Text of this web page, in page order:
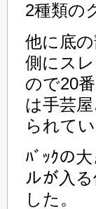
2種類の
他に底
側にス
ので20
は手芸
られて
ﾊﾞｯｸの
ルが入
した。